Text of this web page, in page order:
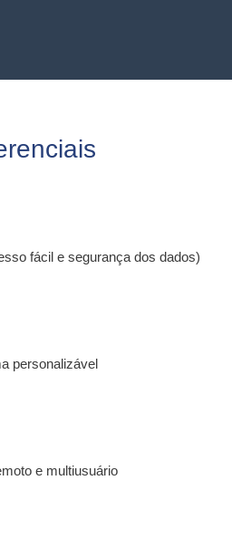
fácil e segurança dos dados)
personalizável
e multiusuário